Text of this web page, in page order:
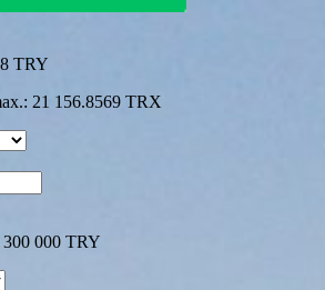
TRY
21 156.8569 TRX
300 000 TRY